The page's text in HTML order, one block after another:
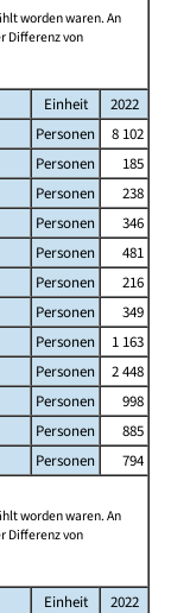
worden waren. An
Differenz von
Einheit
2022
Personen
8 102
Personen
185
Personen
238
Personen
346
Personen
481
Personen
216
Personen
349
Personen
1 163
Personen
2 448
Personen
998
Personen
885
Personen
794
worden waren. An
Differenz von
Einheit
2022